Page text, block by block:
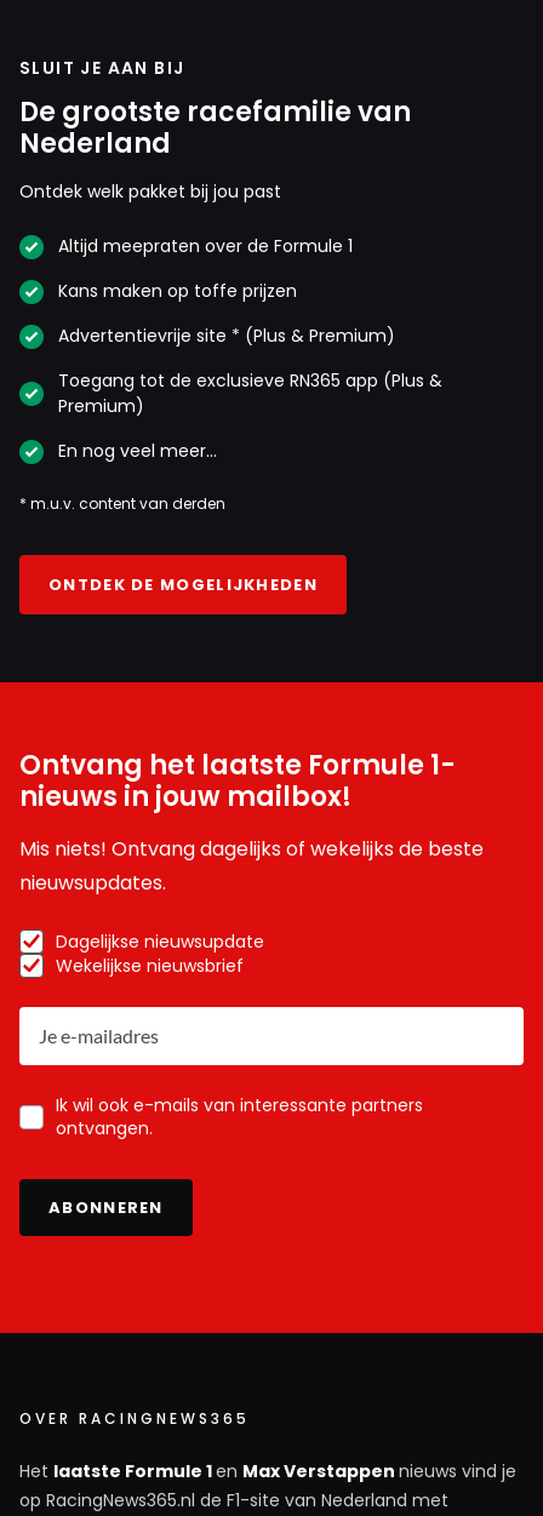
SLUIT JE AAN BIJ
De grootste racefamilie van
Nederland
Ontdek welk pakket bij jou past
Altijd meepraten over de Formule 1
Kans maken op toffe prijzen
Advertentievrije site * (Plus & Premium)
Toegang tot de exclusieve RN365 app (Plus &
Premium)
En nog veel meer…
* m.u.v. content van derden
ONTDEK DE MOGELIJKHEDEN
Ontvang het laatste Formule 1-
nieuws in jouw mailbox!
Mis niets! Ontvang dagelijks of wekelijks de beste
nieuwsupdates.
Dagelijkse nieuwsupdate
Wekelijkse nieuwsbrief
Ik wil ook e-mails van interessante partners
ontvangen.
ABONNEREN
OVER RACINGNEWS365
Het laatste Formule 1en Max Verstappen nieuws vind je
op RacingNews365.nl de F1-site van Nederland met